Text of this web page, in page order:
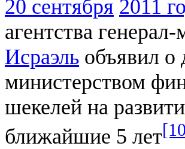
20 сентября 2011
агентства
Исраэль объявил о
министерством
шекелей на
ближайшие 5 лет